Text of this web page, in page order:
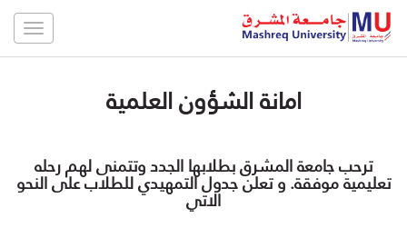
امانة الشؤون العلمية
ترحب جامعة المشرق بطلابها الجدد وتتمنى لهم رحله
تعليمية موفقة. و تعلن جدول التمهيدي للطلاب على النحو
الاتي